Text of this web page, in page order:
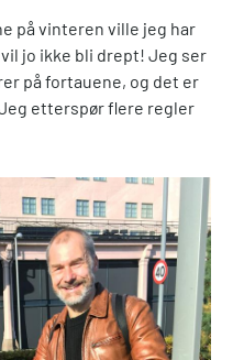
på vinteren ville jeg har
jo ikke bli drept! Jeg ser
på fortauene, og det er
etterspør flere regler